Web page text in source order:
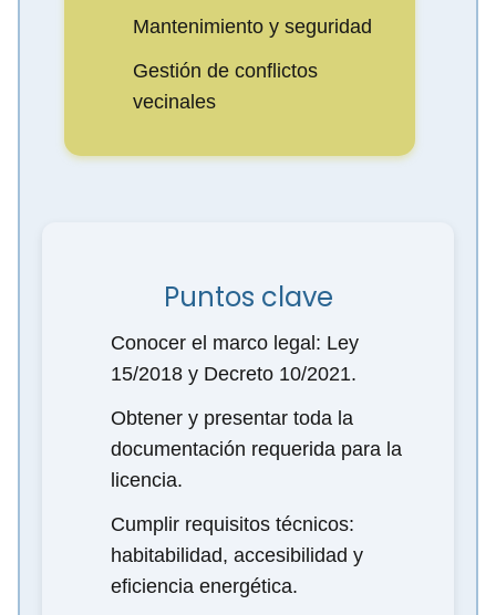
Mantenimiento y seguridad
Gestión de conflictos
vecinales
Puntos clave
Conocer el marco legal: Ley
15/2018 y Decreto 10/2021.
Obtener y presentar toda la
documentación requerida para la
licencia.
Cumplir requisitos técnicos:
habitabilidad, accesibilidad y
eficiencia energética.